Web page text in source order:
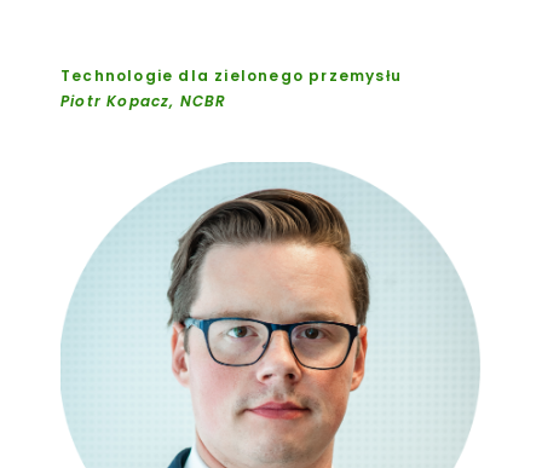
Technologie dla zielonego przemysłu
Piotr Kopacz, NCBR